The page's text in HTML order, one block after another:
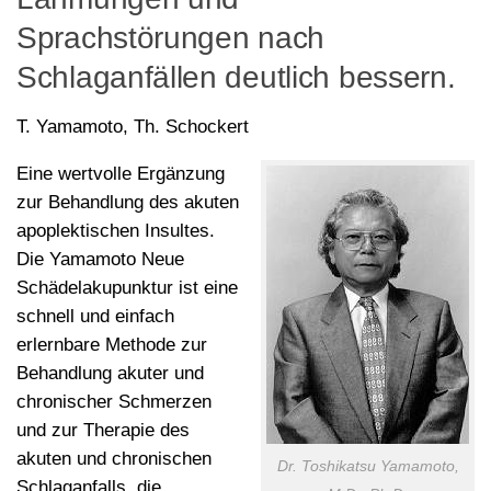
Sprachstörungen nach
Schlaganfällen deutlich bessern.
T. Yamamoto, Th. Schockert
Dr. Toshikatsu Yamamoto,
Eine wertvolle Ergänzung
zur Behandlung des akuten
apoplektischen Insultes.
Die Yamamoto Neue
Schädelakupunktur ist eine
schnell und einfach
erlernbare Methode zur
Behandlung akuter und
chronischer Schmerzen
und zur Therapie des
akuten und chronischen
Schlaganfalls, die